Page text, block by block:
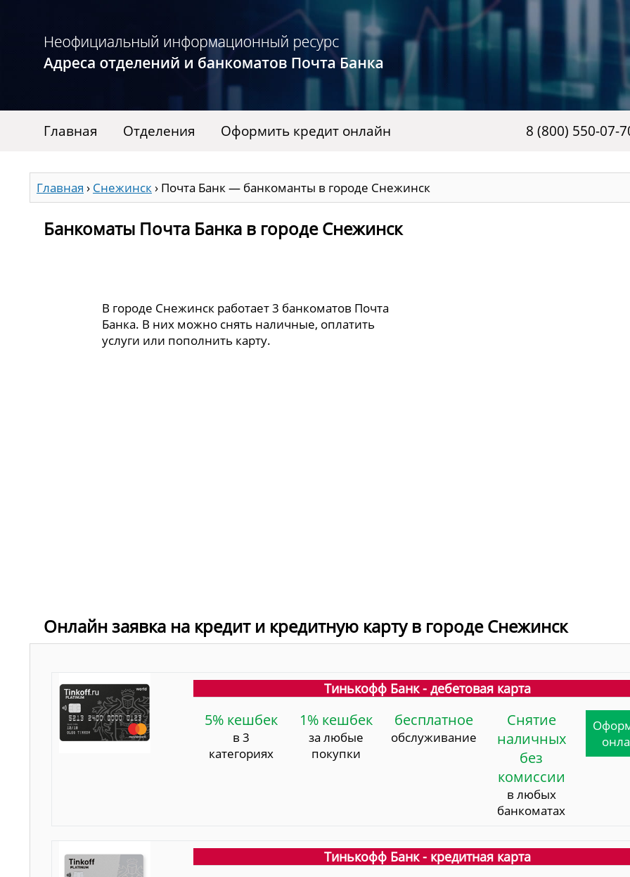
Главная Отделения Оформить кредит онлайн 8 (800) 550-07-
Главная › Снежинск› Почта Банк — банкоманты в городе Снежинск
Банкоматы Почта Банка в городе Снежинск
В городе Снежинск работает 3 банкоматов Почта
Банка. В них можно снять наличные, оплатить
услуги или пополнить карту.
Онлайн заявка на кредит и кредитную карту в городе Снежинск
Тинькофф Банк - дебетовая карта
5% кешбек
в 3
категориях
1% кешбек
за любые
покупки
бесплатное
обслуживание
Снятие
наличных
без
комиссии
в любых
банкоматах
Тинькофф Банк - кредитная карта